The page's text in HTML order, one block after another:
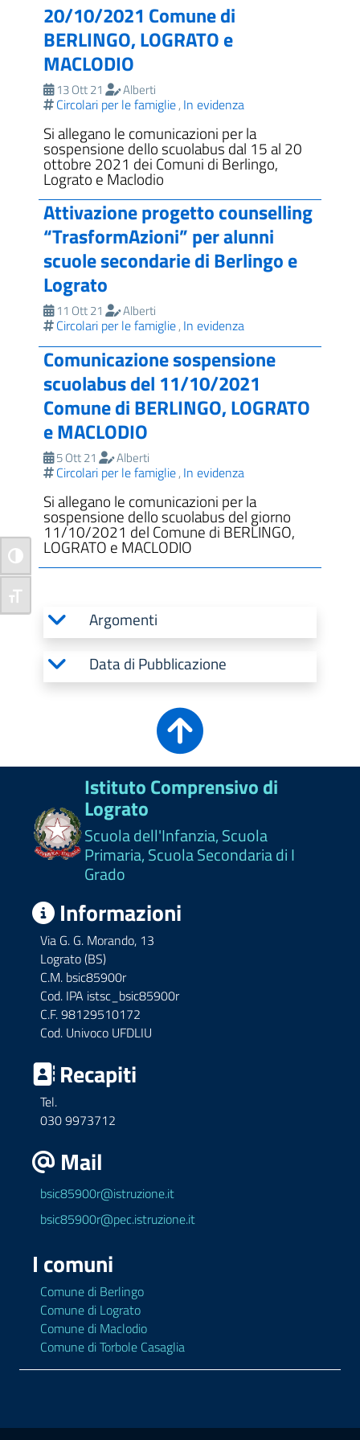
Attiva/disattiva alto contrasto
Attiva/disattiva dimensione testo
20/10/2021 Comune di
BERLINGO, LOGRATO e
MACLODIO
13 Ott 21 Alberti
Circolari per le famiglie, In evidenza
Si allegano le comunicazioni per la
sospensione dello scuolabus dal 15 al 20
ottobre 2021 dei Comuni di Berlingo,
Lograto e Maclodio
Attivazione progetto counselling
“TrasformAzioni” per alunni
scuole secondarie di Berlingo e
Lograto
11 Ott 21 Alberti
Circolari per le famiglie, In evidenza
Comunicazione sospensione
scuolabus del 11/10/2021
Comune di BERLINGO, LOGRATO
e MACLODIO
5 Ott 21 Alberti
Circolari per le famiglie, In evidenza
Si allegano le comunicazioni per la
sospensione dello scuolabus del giorno
11/10/2021 del Comune di BERLINGO,
LOGRATO e MACLODIO
Argomenti
Data di Pubblicazione
Istituto Comprensivo di
Lograto
Scuola dell'Infanzia, Scuola
Primaria, Scuola Secondaria di I
Grado
Informazioni
Via G. G. Morando, 13
Lograto (BS)
C.M. bsic85900r
Cod. IPA istsc_bsic85900r
C.F. 98129510172
Cod. Univoco UFDLIU
Recapiti
Tel.
030 9973712
Mail
bsic85900r@istruzione.it
bsic85900r@pec.istruzione.it
I comuni
Comune di Berlingo
Comune di Lograto
Comune di Maclodio
Comune di Torbole Casaglia